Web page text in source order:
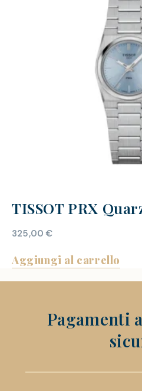
TISSOT PRX
325,00€
Aggiungi al carrello
Pagamenti